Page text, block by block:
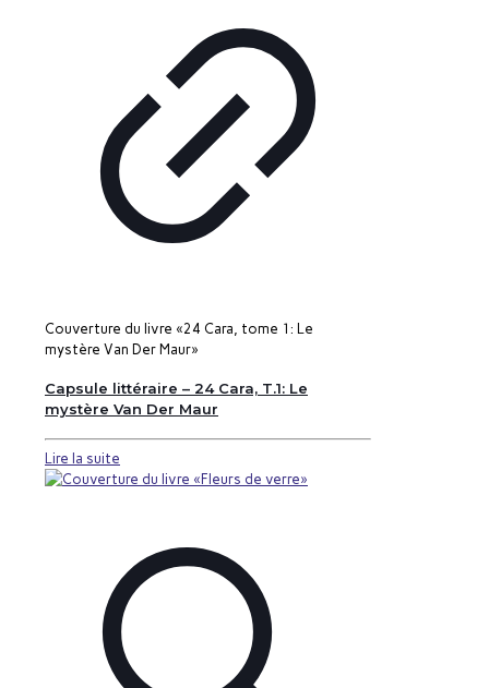
Couverture du livre «24 Cara, tome 1: Le
mystère Van Der Maur»
Capsule littéraire – 24 Cara, T.1: Le
mystère Van Der Maur
Lire la suite